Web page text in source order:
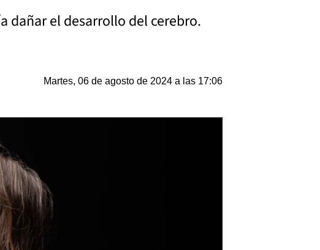
dañar el desarrollo del cerebro.
Martes, 06 de agosto de 2024 a las 17:06